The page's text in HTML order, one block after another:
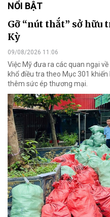
NỔI BẬT
Gỡ “nút thắt” sở hữu
Kỳ
09/08/2026 11:06
Việc Mỹ đưa ra các quan ngại
khổ điều tra theo Mục 301
thêm sức ép thương mại.